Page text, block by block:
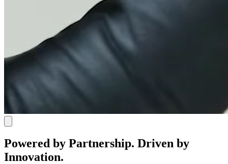
Powered by Partnership. Driven by
Innovation.